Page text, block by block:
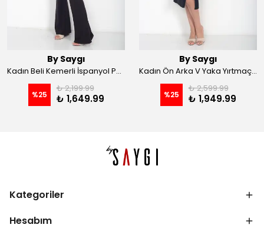
By Saygı
Kadın Beli Kemerli İspanyol Paça Likralı Krep Pantolon - Kahve
%25
₺ 2,199.99
₺ 1,649.99
By Saygı
Kadın Ön Arka V Yaka Yırtmaçlı Likralı Scuba Midi Elbise - Siyah
%25
₺ 2,599.99
₺ 1,949.99
Kategoriler
Hesabım